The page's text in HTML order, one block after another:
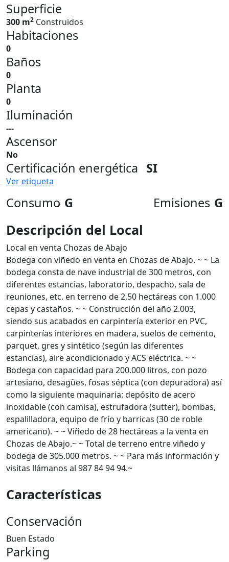
Superficie
300 m2 Construidos
Habitaciones
0
Baños
0
Planta
0
Iluminación
---
Ascensor
No
Certificación energética SI
Ver etiqueta
Consumo G Emisiones G
Descripción del Local
Local en venta Chozas de Abajo
Bodega con viñedo en venta en Chozas de Abajo. ~ ~ La
bodega consta de nave industrial de 300 metros, con
diferentes estancias, laboratorio, despacho, sala de
reuniones, etc. en terreno de 2,50 hectáreas con 1.000
cepas y castaños. ~ ~ Construcción del año 2.003,
siendo sus acabados en carpintería exterior en PVC,
carpinterías interiores en madera, suelos de cemento,
parquet, gres y sintético (según las diferentes
estancias), aire acondicionado y ACS eléctrica. ~ ~
Bodega con capacidad para 200.000 litros, con pozo
artesiano, desagües, fosas séptica (con depuradora) así
como la siguiente maquinaria: depósito de acero
inoxidable (con camisa), estrufadora (sutter), bombas,
espalilladora, equipo de frío y barricas (30 de roble
americano). ~ ~ Viñedo de 28 hectáreas a la venta en
Chozas de Abajo.~ ~ Total de terreno entre viñedo y
bodega de 305.000 metros. ~ ~ Para más información y
visitas llámanos al 987 84 94 94.~
Características
Conservación
Buen Estado
Parking